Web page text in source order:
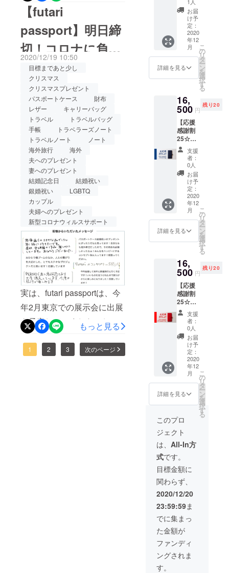
す。達成まで本当にあと一
歩です！今年は年初から、
私たちの生活をガラリと変
えた年になりましたね。外
出自粛・ステイホームとな
る中で、改めてパートナー
や家族の大切を実感する年
にもなりました。様々な環
境があるので全ての人にと
はいきませんが、世界中を
見ても、両親・子供たち・
兄妹・友人同僚など誰もが
これまで以上にお互いに関
心を持ち、思いやりを持っ
ていたのではないでしょう
か。futari passportは、旅の
アイテムでもあるけど、生
涯の伴侶と一緒に人生を歩
んでいくパスポートです。
「つながるふたりが、 お
互いを思いやり、 幸せな
人生（旅）を」そんな想い
が込められています。皆様
どうぞ応援よろしくお願い
いたします！futari style
【futari
passport】明日締
切！コロナに負け
たくない！
2020/12/19 10:50
目標まであと少し
クリスマス
クリスマスプレゼント
パスポートケース
財布
レザー
キャリーバッグ
トラベル
トラベルバッグ
手帳
トラベラーズノート
トラベルノート
ノート
海外旅行
海外
夫へのプレゼント
妻へのプレゼント
結婚記念日
結婚祝い
銀婚祝い
LGBTQ
カップル
夫婦へのプレゼント
新型コロナウィルスサポート
実は、futari passportは、今
年2月東京での展示会に出展
を予定していました。しか
し、直前になって、新型コ
ロナ感染拡大懸念によっ
もっと見る
1 2 3 次のページ
がござ
います
こと
を、予
めご了
承くだ
さいま
※ご覧の
画面環
境に
よって
は、色
合いな
ど実物
と少々
ます。
※お届け
島の場
合、12
月24日
までに
間に合
わない
可能性
がござ
います
こと
を、予
めご了
さいま
せ。
をご用
意致し
まし
た。 -
futari
passpo
rt（チョ
コレー
- ロゴ入
ペン 1
個 - 送
料込
（日本
国内）
※ご覧の
画面環
境に
よって
は、色
合いな
ど実物
と少々
異なる
場合が
ござい
ます。
合、12
月24日
間に合
わない
可能性
がござ
います
こと
を、予
めご了
承くだ
さいま
せ。
passpo
rt（ブ
ラッ
ク） 12
月24日
クリス
マスイ
ブまで
にお届
けしま
30%OF
F（参考
価格
22,000
円税
込） 応
援感謝
の特別
プラン
をご用
意致し
まし
た。 -
futari
passpo
rt（ブ
ラッ
- ロゴ入
ペン 1
個 - 送
料込
（日本
国内）
※ご覧の
画面環
境に
よって
は、色
合いな
ど実物
と少々
異なる
場合が
ござい
ます。
島の場
月24日
までに
間に合
わない
可能性
がござ
います
こと
めご了
承くだ
さいま
せ。
お届
け予
定：
2020
年12
月
詳細を見る
こ
の
リ
タ
ー
ン
を
選
択
す
る
16,
500 円
残り20
【応援
感謝割
25☆先
着20名
様】
futari
passpo
rt（オー
シャン
ネイ
ビー）
12月24
日クリ
スマス
イブま
でにお
ます！
25%OF
F（参考
価格
22,000
円税
込） 応
援感謝
の特別
プラン
をご用
意致し
まし
た。 -
futari
passpo
rt（オー
ビー）1
個 - ロ
ゴ入り
特製ペ
ン 1個 -
送料込
（日本
国内）
※ご覧の
画面環
境に
よって
は、色
合いな
ど実物
と少々
異なる
場合が
支援
者：
0人
お届
け予
定：
2020
年12
月
詳細を見る
こ
の
リ
タ
ー
ン
を
選
択
す
る
16,
500 円
残り20
【応援
感謝割
25☆先
着20名
様】
futari
passpo
rt（ブル
ゴー
ニュ
レッ
ド） 12
月24日
クリス
マスイ
ブまで
にお届
けしま
す！
30%OF
F（参考
価格
22,000
円税
込） 応
援感謝
の特別
プラン
をご用
意致し
まし
た。 -
futari
passpo
支援
者：
0人
お届
け予
定：
2020
年12
月
詳細を見る
こ
の
リ
タ
ー
ン
を
選
択
す
る
このプロ
ジェクト
は、 All-In方
式です。
目標金額に
関わらず、
2020/12/20
23:59:59ま
でに集まっ
た金額が
ファンディ
ングされま
す。